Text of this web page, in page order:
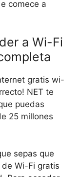
comece a
a Wi-Fi
gratis wi-
NET te
puedas
25 millones
sepas que
Wi-Fi gratis